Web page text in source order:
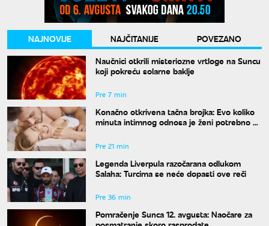
NAJNOVIJE NAJČITANIJE
POVEZANO
Naučnici otkrili misteriozne vrtloge na Suncu
koji pokreću solarne baklje
Pre 7 min
Konačno otkrivena tačna brojka: Evo koliko
minuta intimnog odnosa je ženi potrebno da
Pre 21 min
Legenda Liverpula razočarana odlukom
Salaha: Turcima se neće dopasti ove reči
Pre 36 min
Pomračenje Sunca 12. avgusta: Naočare za